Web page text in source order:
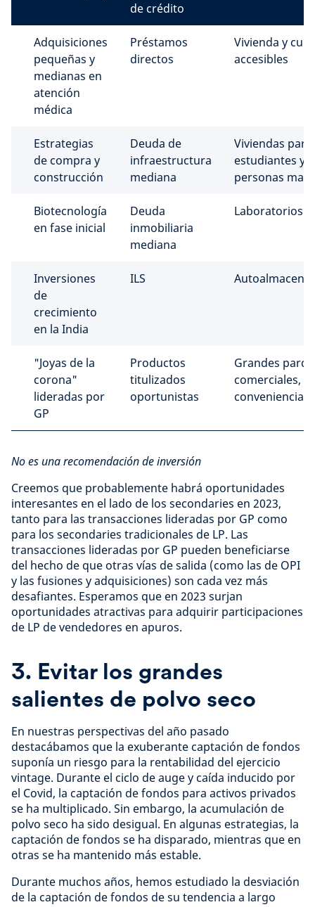
de crédito
Adquisiciones
pequeñas y
medianas en
atención
médica
Préstamos
directos
Vivienda y
accesibles
Estrategias
de compra y
construcción
Deuda de
infraestructura
mediana
Viviendas para
estudiantes y
personas
Biotecnología
en fase inicial
Deuda
inmobiliaria
mediana
Laboratorios
Inversiones
de
crecimiento
en la India
ILS
"Joyas de la
corona"
lideradas por
GP
Productos
titulizados
oportunistas
Grandes
comerciales,
conveniencia
No es una recomendación de inversión
Creemos que probablemente habrá oportunidades
interesantes en el lado de los secondaries en 2023,
tanto para las transacciones lideradas por GP como
para los secondaries tradicionales de LP. Las
transacciones lideradas por GP pueden beneficiarse
del hecho de que otras vías de salida (como las de OPI
y las fusiones y adquisiciones) son cada vez más
desafiantes. Esperamos que en 2023 surjan
oportunidades atractivas para adquirir participaciones
de LP de vendedores en apuros.
3. Evitar los grandes
salientes de polvo seco
En nuestras perspectivas del año pasado
destacábamos que la exuberante captación de fondos
suponía un riesgo para la rentabilidad del ejercicio
vintage. Durante el ciclo de auge y caída inducido por
el Covid, la captación de fondos para activos privados
se ha multiplicado. Sin embargo, la acumulación de
polvo seco ha sido desigual. En algunas estrategias, la
captación de fondos se ha disparado, mientras que en
otras se ha mantenido más estable.
Durante muchos años, hemos estudiado la desviación
de la captación de fondos de su tendencia a largo